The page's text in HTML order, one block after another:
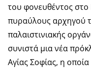
του φονευθέντος στο
πυραύλους αρχηγού
παλαιστινιακής
συνιστά μια νέα
Αγίας Σοφίας, η